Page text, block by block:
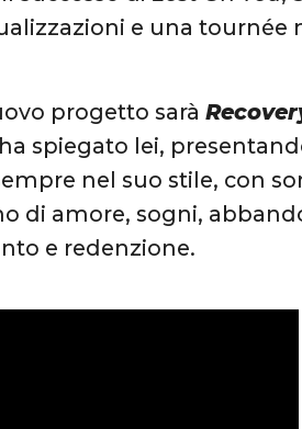
e una
progetto sarà
spiegato lei,
nel suo stile, con
di amore, sogni,
e redenzione.